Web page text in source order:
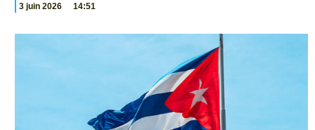
3 juin 2026 14:51